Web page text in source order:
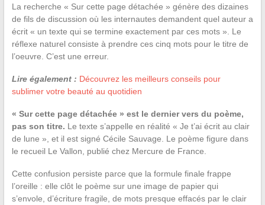
La recherche « Sur cette page détachée » génère des dizaines
de fils de discussion où les internautes demandent quel auteur a
écrit « un texte qui se termine exactement par ces mots ». Le
réflexe naturel consiste à prendre ces cinq mots pour le titre de
l’oeuvre. C’est une erreur.
Lire également : Découvrez les meilleurs conseils pour
sublimer votre beauté au quotidien
« Sur cette page détachée » est le dernier vers du poème,
pas son titre. Le texte s’appelle en réalité « Je t’ai écrit au clair
de lune », et il est signé Cécile Sauvage. Le poème figure dans
le recueil Le Vallon, publié chez Mercure de France.
Cette confusion persiste parce que la formule finale frappe
l’oreille : elle clôt le poème sur une image de papier qui
s’envole, d’écriture fragile, de mots presque effacés par le clair